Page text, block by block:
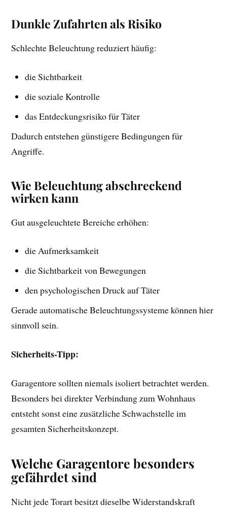
Dunkle Zufahrten als Risiko
Schlechte Beleuchtung reduziert häufig:
die Sichtbarkeit
die soziale Kontrolle
das Entdeckungsrisiko für Täter
Dadurch entstehen günstigere Bedingungen für
Angriffe.
Wie Beleuchtung abschreckend
wirken kann
Gut ausgeleuchtete Bereiche erhöhen:
die Aufmerksamkeit
die Sichtbarkeit von Bewegungen
den psychologischen Druck auf Täter
Gerade automatische Beleuchtungssysteme können hier
sinnvoll sein.
Sicherheits-Tipp:
Garagentore sollten niemals isoliert betrachtet werden.
Besonders bei direkter Verbindung zum Wohnhaus
entsteht sonst eine zusätzliche Schwachstelle im
gesamten Sicherheitskonzept.
Welche Garagentore besonders
gefährdet sind
Nicht jede Torart besitzt dieselbe Widerstandskraft